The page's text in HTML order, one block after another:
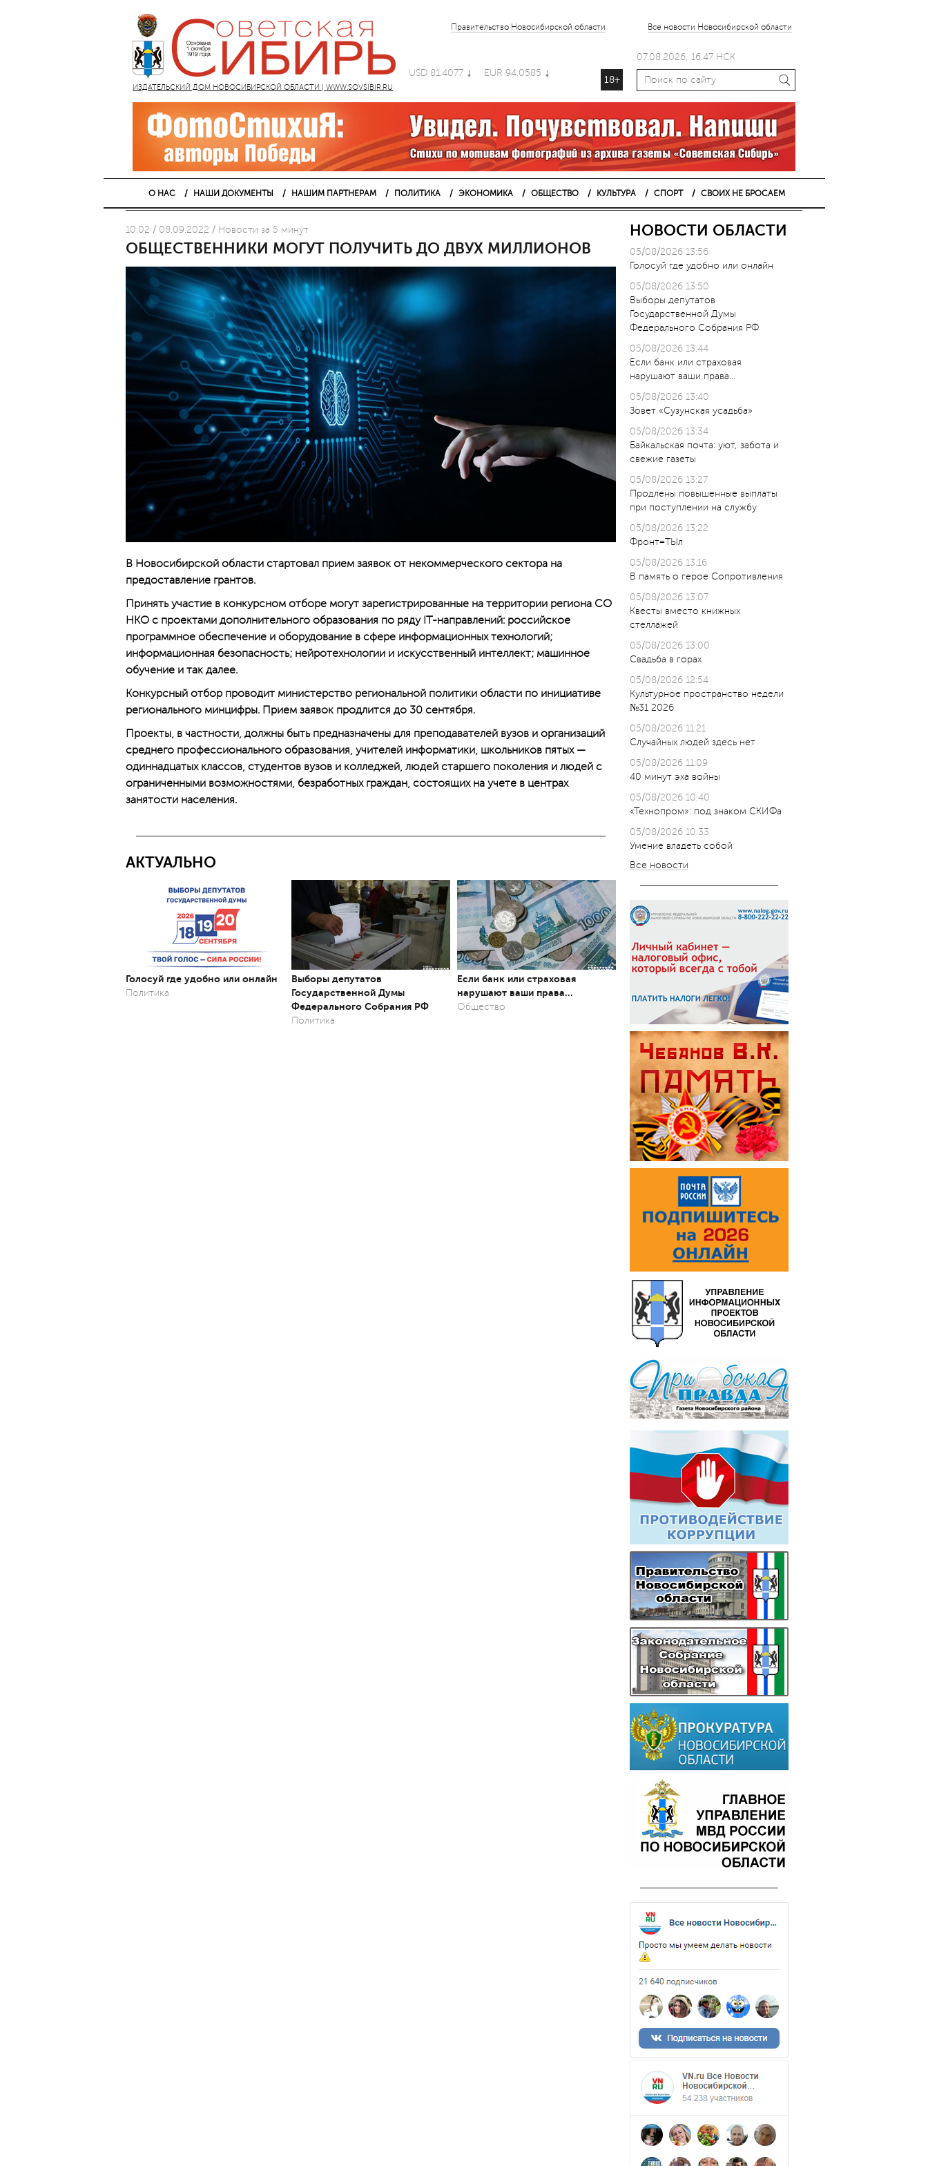
ИЗДАТЕЛЬСКИЙ ДОМ НОВОСИБИРСКОЙ ОБЛАСТИ | WWW.SOVSIBIR.RU
Правительство Новосибирской области Все новости Новосибирской области
USD 81.4077 EUR 94.0585
18+
07.08.2026, 16.47 НСК
О НАС НАШИ ДОКУМЕНТЫ НАШИМ ПАРТНЕРАМ ПОЛИТИКА ЭКОНОМИКА ОБЩЕСТВО КУЛЬТУРА СПОРТ СВОИХ НЕ БРОСАЕМ
10:02 / 08.09.2022 / Новости за 5 минут
ОБЩЕСТВЕННИКИ МОГУТ ПОЛУЧИТЬ ДО ДВУХ МИЛЛИОНОВ
В Новосибирской области стартовал прием заявок от некоммерческого сектора на
предоставление грантов.
Принять участие в конкурсном отборе могут зарегистрированные на территории региона СО
НКО с проектами дополнительного образования по ряду IТ-направлений: российское
программное обеспечение и оборудование в сфере информационных технологий;
информационная безопасность; нейротехнологии и искусственный интеллект; машинное
обучение и так далее.
Конкурсный отбор проводит министерство региональной политики области по инициативе
регионального минцифры. Прием заявок продлится до 30 сентября.
Проекты, в частности, должны быть предназначены для преподавателей вузов и организаций
среднего профессионального образования, учителей информатики, школьников пятых —
одиннадцатых классов, студентов вузов и колледжей, людей старшего поколения и людей с
ограниченными возможностями, безработных граждан, состоящих на учете в центрах
занятости населения.
АКТУАЛЬНО
Голосуй где удобно или онлайн
Политика
Выборы депутатов
Государственной Думы
Федерального Собрания РФ
Политика
Если банк или страховая
нарушают ваши права…
Общество
НОВОСТИ ОБЛАСТИ
05/08/2026 13:56
Голосуй где удобно или онлайн
05/08/2026 13:50
Выборы депутатов
Государственной Думы
Федерального Собрания РФ
05/08/2026 13:44
Если банк или страховая
нарушают ваши права…
05/08/2026 13:40
Зовет «Сузунская усадьба»
05/08/2026 13:34
Байкальская почта: уют, забота и
свежие газеты
05/08/2026 13:27
Продлены повышенные выплаты
при поступлении на службу
05/08/2026 13:22
Фронт=ТЫл
05/08/2026 13:16
В память о герое Сопротивления
05/08/2026 13:07
Квесты вместо книжных
стеллажей
05/08/2026 13:00
Свадьба в горах
05/08/2026 12:54
Культурное пространство недели
№31 2026
05/08/2026 11:21
Случайных людей здесь нет
05/08/2026 11:09
40 минут эха войны
05/08/2026 10:40
«Технопром»: под знаком СКИФа
05/08/2026 10:33
Умение владеть собой
Все новости